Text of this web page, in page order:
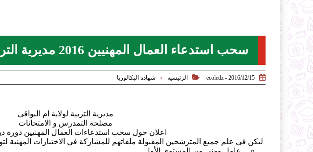
سحب استدعاء العمال المهنيين 2016 مديرية التربية لولاية ام البواقي

2016/12/15 - ecoledz
 الرئيسية > شهادة البكالوريا
مديرية التربية لولاية ام البواقي
مصلحة التمدرس و الامتحانات
اعلان حول سحب استدعاءات العمال المهنيين دورة
ليكن في علم جميع المترشحين المقبولة ملفاتهم للمشاركة في الاختبارات المهنية